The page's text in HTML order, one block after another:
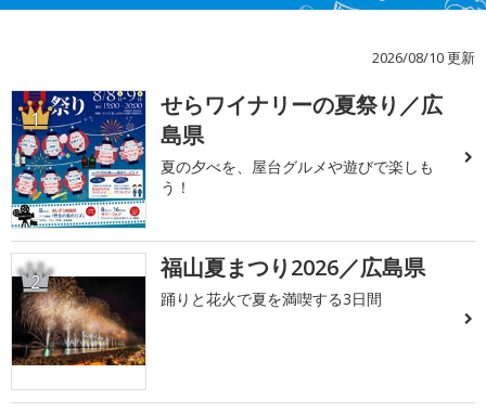
2026/08/10 更新
1
せらワイナリーの夏祭り／広
島県
夏の夕べを、屋台グルメや遊びで楽しも
う！
2 福山夏まつり2026／広島県
踊りと花火で夏を満喫する3日間